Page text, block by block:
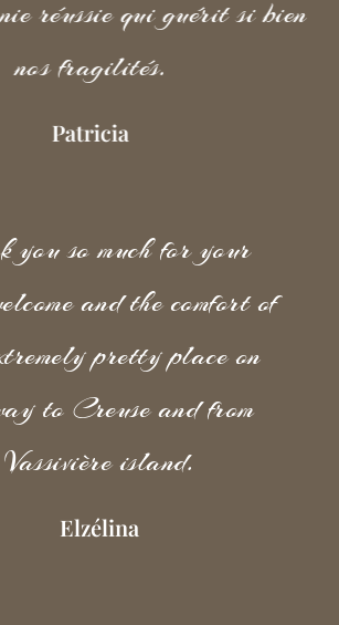
réussie qui guérit si bien
nos fragilités.
Patricia
you so much for your
and the comfort of
pretty place on
to Creuse and from
Vassivière island.
Elzélina